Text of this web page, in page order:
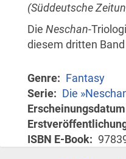
(Süddeutsche
Die Neschan-
diesem dritten
Genre
Fantasy
Serie
Die
Erscheinungsdatum
ISBN E-Book